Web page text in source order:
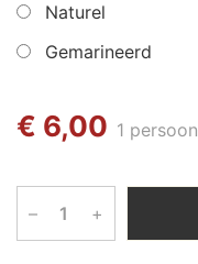
Naturel
Gemarineerd
€ 6,00 1 persoon
– +